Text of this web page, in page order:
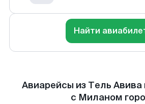
Найти
Авиарейсы из Тель
с Миланом